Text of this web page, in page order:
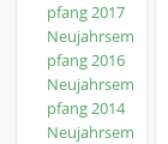
pfang 2017
Neujahrsem
pfang 2016
Neujahrsem
pfang 2014
Neujahrsem